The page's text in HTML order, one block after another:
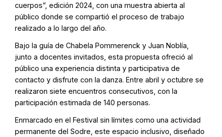
cuerpos”, edición 2024, con una muestra abierta al
público donde se compartió el proceso de trabajo
realizado a lo largo del año.
Bajo la guía de Chabela Pommerenck y Juan Noblía,
junto a docentes invitados, esta propuesta ofreció al
público una experiencia distinta y participativa de
contacto y disfrute con la danza. Entre abril y octubre se
realizaron siete encuentros consecutivos, con la
participación estimada de 140 personas.
Enmarcado en el Festival sin límites como una actividad
permanente del Sodre, este espacio inclusivo, diseñado